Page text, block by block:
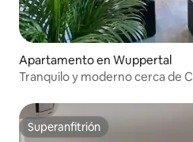
Apartamento en Wuppertal
Tranquilo y moderno cerca de
Superanfitrión
Superanfitrión